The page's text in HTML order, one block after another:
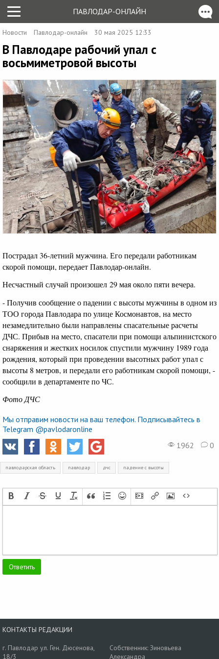
ПАВЛОДАР-ОНЛАЙН
Новости Павлодар-онлайн 30 мая 2025 12:33
В Павлодаре рабочий упал с
восьмиметровой высоты
Пострадал 36-летний мужчина. Его передали работникам
скорой помощи, передает Павлодар-онлайн.
Несчастный случай произошел 29 мая около пяти вечера.
- Получив сообщение о падении с высоты мужчины в одном из
ТОО города Павлодара по улице Космонавтов, на место
незамедлительно были направлены спасательные расчеты
ДЧС. Прибыв на место, спасатели при помощи альпинистского
снаряжения и жестких носилок спустили мужчину 1989 года
рождения, который при проведении высотных работ упал с
высоты 8 метров, и передали его работникам скорой помощи, -
сообщили в департаменте по ЧС.
Фото ДЧС
Мы отправим новости на ваш телефон. Подписывайтесь в
Telegram @pavlodaronline
1962
0
павлодарская область павлодар дчс падение с высоты
КОНТАКТЫ РЕДАКЦИИ
г. Павлодар ул. Ген. Дюсенова,
18/3
Собственник: Зиновьева
Александра